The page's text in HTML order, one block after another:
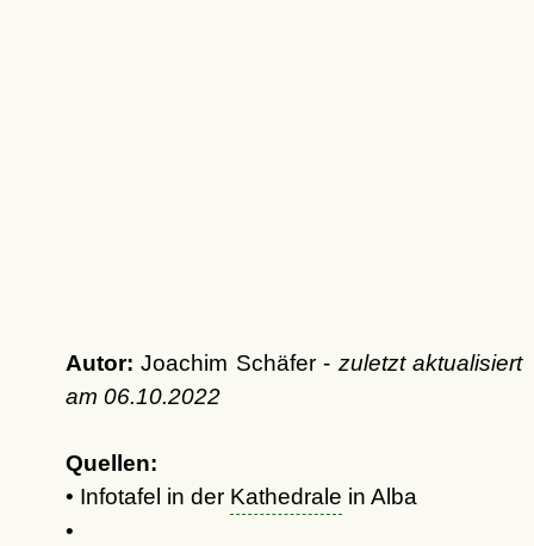
Autor: Joachim Schäfer - zuletzt aktualisiert
am 06.10.2022
Quellen:
• Infotafel in der Kathedrale in Alba
•